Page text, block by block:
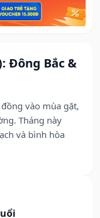
Đông Bắc &
vào mùa gặt,
Tháng này
và bình hòa